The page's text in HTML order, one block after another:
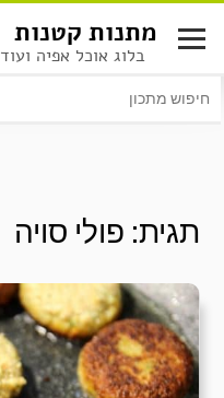
לתוכן
מתנות קטנות
בלוג אוכל אפיה ועוד
תגית: פולי סויה